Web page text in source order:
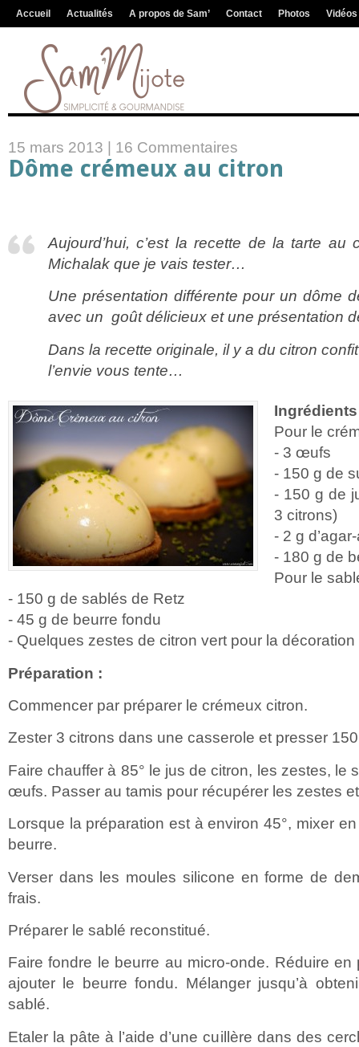
Accueil Actualités A propos de Sam’ Contact Photos Vidéos
15 mars 2013 | 16 Commentaires
Dôme crémeux au citron
Aujourd’hui, c’est la recette de la tarte au
Michalak que je vais tester…
Une présentation différente pour un dôme
avec un goût délicieux et une présentation
Dans la recette originale, il y a du citron
l’envie vous tente…
Pour le
- 3 œufs
- 150 g de
- 150 g de
3 citrons)
- 2 g
- 180 g de
Pour le
- 150 g de sablés de Retz
- 45 g de beurre fondu
- Quelques zestes de citron vert pour la décoration
Préparation :
Commencer par préparer le crémeux citron.
Zester 3 citrons dans une casserole et presser
Faire chauffer à 85° le jus de citron, les zestes, le
œufs. Passer au tamis pour récupérer les zestes
Lorsque la préparation est à environ 45°, mixer
beurre.
Verser dans les moules silicone en forme de
frais.
Préparer le sablé reconstitué.
Faire fondre le beurre au micro-onde. Réduire
ajouter le beurre fondu. Mélanger jusqu’à
sablé.
Etaler la pâte à l’aide d’une cuillère dans des